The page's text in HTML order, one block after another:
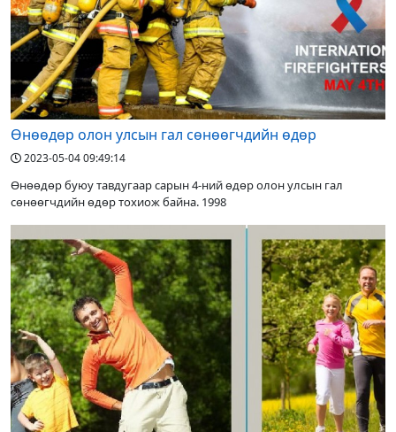
Өнөөдөр олон улсын гал сөнөөгчдийн өдөр
2023-05-04 09:49:14
Өнөөдөр буюу тавдугаар сарын 4-ний өдөр олон улсын гал
сөнөөгчдийн өдөр тохиож байна. 1998